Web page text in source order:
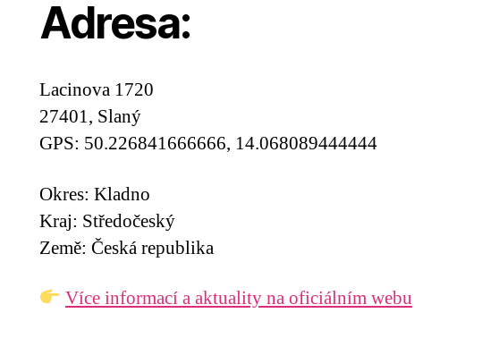
Adresa:
Lacinova 1720
27401, Slaný
GPS: 50.226841666666, 14.068089444444
Okres: Kladno
Kraj: Středočeský
Země: Česká republika
Více informací a aktuality na oficiálním webu